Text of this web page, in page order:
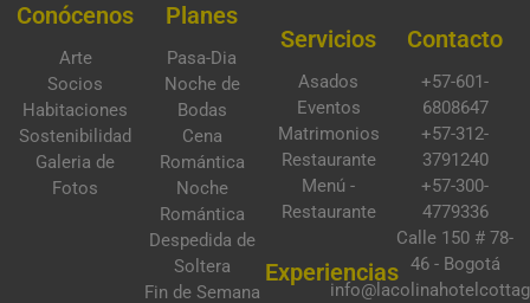
Conócenos
Arte
Socios
Habitaciones
Sostenibilidad
Galeria de
Fotos
Planes
Pasa-Dia
Noche de
Bodas
Cena
Romántica
Noche
Romántica
Despedida de
Soltera
Fin de Semana
Servicios
Asados
Eventos
Matrimonios
Restaurante
Menú -
Restaurante
Experiencias
Contacto
+57-601-
6808647
+57-312-
3791240
+57-300-
4779336
Calle 150 # 78-
46 - Bogotá